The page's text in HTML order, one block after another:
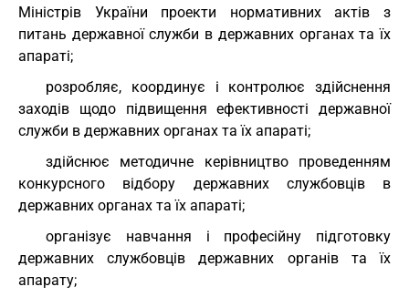
Міністрів України проекти нормативних актів з
питань державної служби в державних органах та їх
апараті;
розробляє, координує і контролює здійснення
заходів щодо підвищення ефективності державної
служби в державних органах та їх апараті;
здійснює методичне керівництво проведенням
конкурсного відбору державних службовців в
державних органах та їх апараті;
організує навчання і професійну підготовку
державних службовців державних органів та їх
апарату;